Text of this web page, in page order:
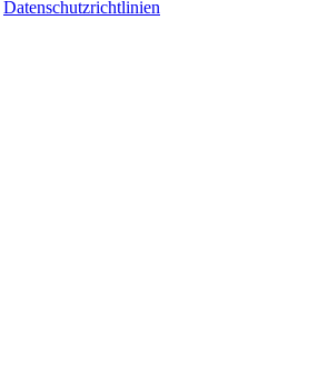
Datenschutzrichtlinien